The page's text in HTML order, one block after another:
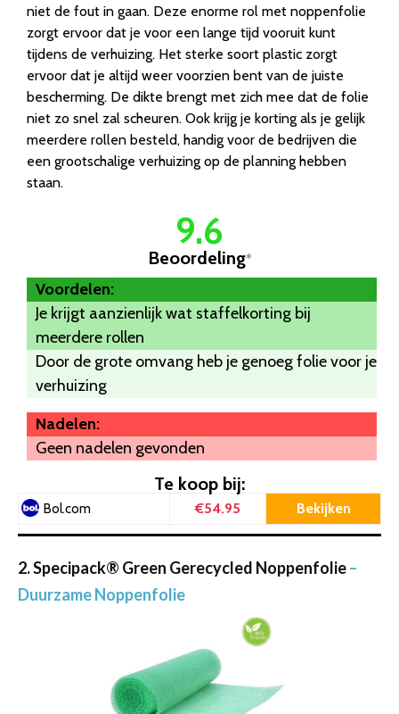
niet de fout in gaan. Deze enorme rol met noppenfolie
zorgt ervoor dat je voor een lange tijd vooruit kunt
tijdens de verhuizing. Het sterke soort plastic zorgt
ervoor dat je altijd weer voorzien bent van de juiste
bescherming. De dikte brengt met zich mee dat de folie
niet zo snel zal scheuren. Ook krijg je korting als je gelijk
meerdere rollen besteld, handig voor de bedrijven die
een grootschalige verhuizing op de planning hebben
staan.
9.6
Beoordeling*
Voordelen:
Je krijgt aanzienlijk wat staffelkorting bij
meerdere rollen
Door de grote omvang heb je genoeg folie voor je
verhuizing
Nadelen:
Geen nadelen gevonden
Te koop bij:
Bol.com €54.95 Bekijken
2. Specipack® Green Gerecycled Noppenfolie–
Duurzame Noppenfolie